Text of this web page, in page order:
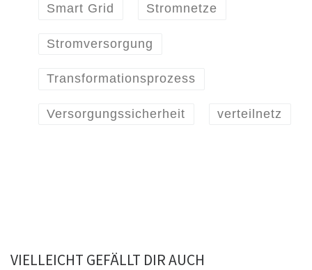
Smart Grid Stromnetze
Stromversorgung
Transformationsprozess
Versorgungssicherheit verteilnetz
VIELLEICHT GEFÄLLT DIR AUCH